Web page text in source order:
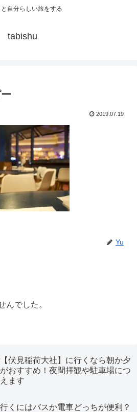
自分らしい旅をする
tabishu
2019.07.19
Yu
んでした。
伏見稲荷大社】に行くなら朝か夕
おすすめ！夜間拝観や駐車場につ
ます
くにはバスか電車どっちが便利？